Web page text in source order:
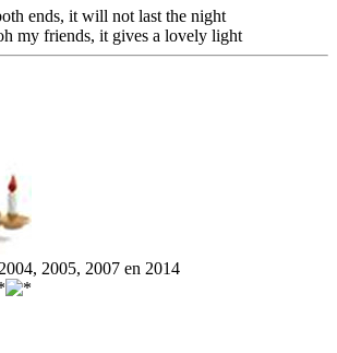
ends, it will not last the night
my friends, it gives a lovely light
2005, 2007 en 2014